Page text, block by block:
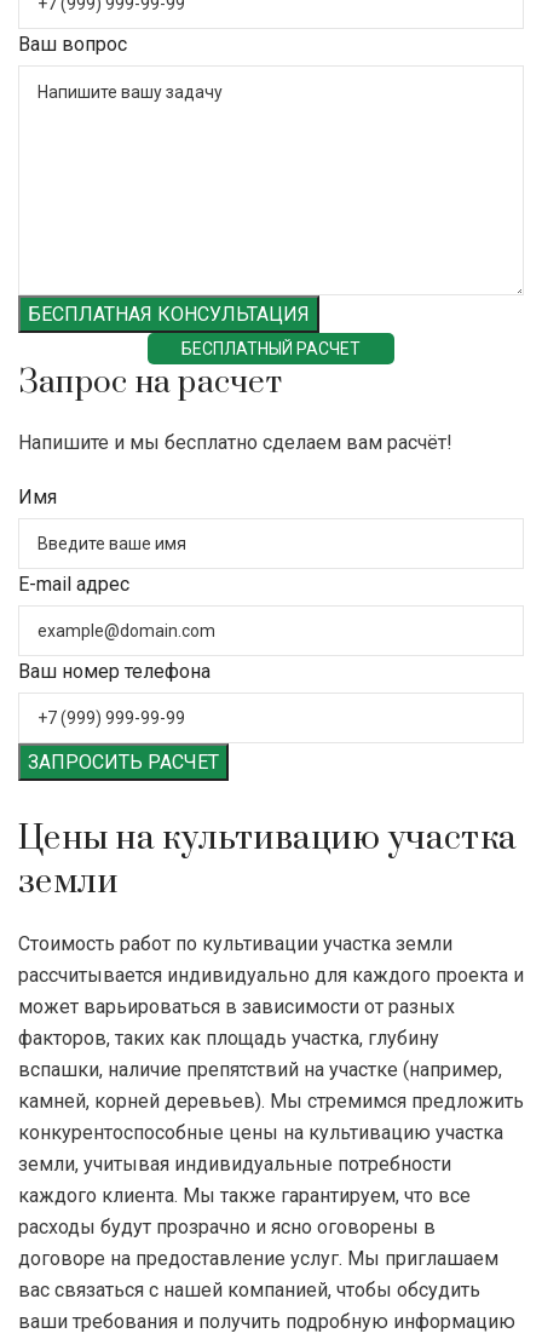
Ваш вопрос
БЕСПЛАТНАЯ КОНСУЛЬТАЦИЯ
БЕСПЛАТНЫЙ РАСЧЕТ
Запрос на расчет
Напишите и мы бесплатно сделаем вам расчёт!
Имя
E-mail адрес
Ваш номер телефона
ЗАПРОСИТЬ РАСЧЕТ
Цены на культивацию участка
земли
Стоимость работ по культивации участка земли
рассчитывается индивидуально для каждого проекта и
может варьироваться в зависимости от разных
факторов, таких как площадь участка, глубину
вспашки, наличие препятствий на участке (например,
камней, корней деревьев). Мы стремимся предложить
конкурентоспособные цены на культивацию участка
земли, учитывая индивидуальные потребности
каждого клиента. Мы также гарантируем, что все
расходы будут прозрачно и ясно оговорены в
договоре на предоставление услуг. Мы приглашаем
вас связаться с нашей компанией, чтобы обсудить
ваши требования и получить подробную информацию